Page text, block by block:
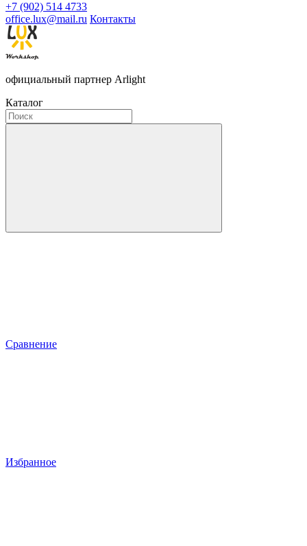
+7 (902) 514 4733
office.lux@mail.ru Контакты
официальный партнер Arlight
Каталог
Сравнение
Избранное